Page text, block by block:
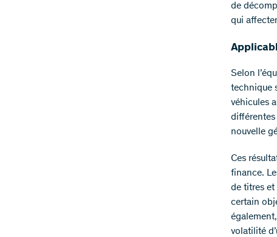
de
qui
Selon
technique
véhicules
nouvelle
Ces
finance.
de titres et
certain
volatilité